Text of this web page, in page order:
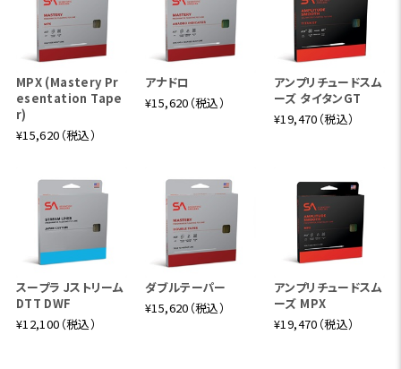
MPX (Mastery Pr
esentation Tape
r)
¥15,620（税込）
アナドロ
¥15,620（税込）
アンプリチュードスム
ーズ タイタンGT
¥19,470（税込）
スープラ Jストリーム
DTT DWF
¥12,100（税込）
ダブルテーパー
¥15,620（税込）
アンプリチュードスム
ーズ MPX
¥19,470（税込）